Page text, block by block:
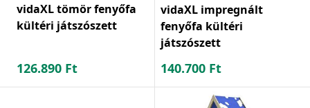
vidaXL tömör fenyőfa
kültéri játszószett
126.890 Ft
vidaXL impregnált
fenyőfa kültéri
játszószett
140.700 Ft